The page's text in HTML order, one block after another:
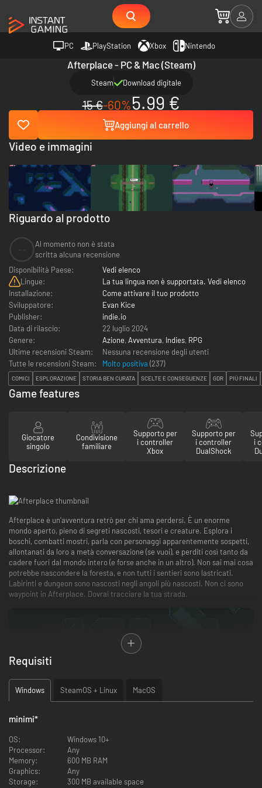
PC PlayStation Xbox Nintendo
Afterplace - PC & Mac (Steam)
Steam Download digitale
15 €-60%5.99 €
Aggiungi al carrello
Riguardo al prodotto
Al momento non è stata
scritta alcuna recensione
Disponibilità Paese:
Vedi elenco
Lingue:
La tua lingua non è supportata. Vedi elenco
Installazione:
Come attivare il tuo prodotto
Sviluppatore:
Evan Kice
Publisher:
indie.io
Data di rilascio:
22 luglio 2024
Genere:
Azione, Avventura, Indies, RPG
Ultime recensioni Steam:
Nessuna recensione degli utenti
Tutte le recensioni Steam:
Molto positiva (237)
COMICI ESPLORAZIONE STORIA BEN CURATA SCELTE E CONSEGUENZE GDR PIÙ FINALI
Video e immagini
Game features
Giocatore
singolo
Condivisione
familiare
Supporto per
i controller
Xbox
Supporto per
i controller
DualShock
i
Descrizione
Afterplace è un'avventura retrò per chi ama perdersi. È un enorme
mondo aperto, pieno di segreti nascosti, tesori e creature. Esplora i
boschi, combatti mostri, parla con personaggi apparentemente sospetti,
allontanati da loro a metà conversazione (se vuoi), e perditi così tanto da
cadere fuori dal mondo intero (e forse anche in un altro). Non sai mai cosa
potrebbe nascondere la foresta, e non tutti i sentieri sono lastricati.
Labirinti e dungeon sono nascosti negli angoli più nascosti. Non ci sono
waypoint in Afterplace. Dovrai tracciare la tua strada.
Afterplace si impegna a offrire un'esperienza che sembra allo stesso
permettendoti di concentrarti sull'esplorazione e sulla scoperta. I
personaggi sono felici di chiacchierare - o puoi semplicemente passarli!
Scegli quale storia esplorare, se proprio vuoi (non siamo responsabili delle
conseguenze dell'ignorare la storia, quali che siano).
Requisiti
Windows SteamOS + Linux MacOS
minimi*
OS:
Windows 10+
Processor:
Any
Memory:
600 MB RAM
Graphics:
Any
Storage:
300 MB available space